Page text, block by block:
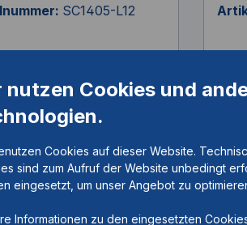
SC1405-L12
Edelstahl, TX20
nutzen Cookies und
Cookies auf dieser Website.
sind zum Aufruf der Website unbedingt
eingesetzt, um unser Angebot zu
Informationen zu den eingesetzten